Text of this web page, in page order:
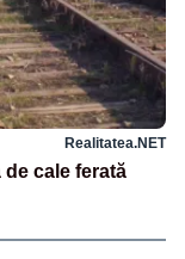
Realitatea.NET
cale ferată